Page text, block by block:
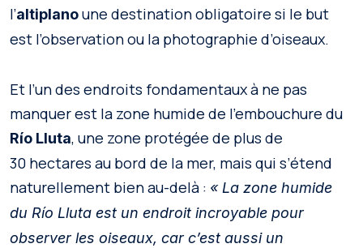
l’altiplanoune destination obligatoire si le but
est l’observation ou la photographie d’oiseaux.
Et l’un des endroits fondamentaux à ne pas
manquer est la zone humide de l’embouchure du
Río Lluta, une zone protégée de plus de
30 hectares au bord de la mer, mais qui s’étend
naturellement bien au-delà : « La zone humide
du Río Lluta est un endroit incroyable pour
observer les oiseaux, car c’est aussi un